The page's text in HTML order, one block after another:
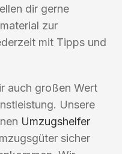
dir gerne
zur
mit Tipps und
auch großen Wert
Unsere
Umzugshelfer
sicher